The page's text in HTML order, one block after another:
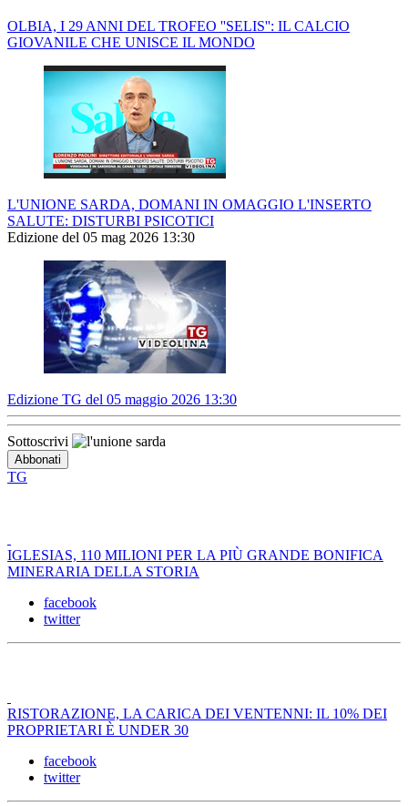
OLBIA, I 29 ANNI DEL TROFEO ''SELIS'': IL CALCIO
GIOVANILE CHE UNISCE IL MONDO
L'UNIONE SARDA, DOMANI IN OMAGGIO L'INSERTO
SALUTE: DISTURBI PSICOTICI
Edizione del 05 mag 2026 13:30
Edizione TG del 05 maggio 2026 13:30
Sottoscrivi
TG
IGLESIAS, 110 MILIONI PER LA PIÙ GRANDE BONIFICA
MINERARIA DELLA STORIA
facebook
twitter
RISTORAZIONE, LA CARICA DEI VENTENNI: IL 10% DEI
PROPRIETARI È UNDER 30
facebook
twitter